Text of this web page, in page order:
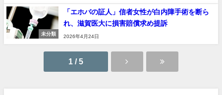
未分類
「エホバの証人」信者女性が白内障手術を断ら
れ、滋賀医大に損害賠償求め提訴
2026年4月24日
1 / 5